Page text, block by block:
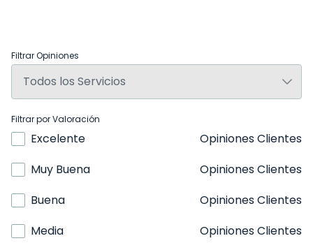
Filtrar Opiniones
Filtrar por Valoración
Excelente
Opiniones Clientes
Muy Buena
Opiniones Clientes
Buena
Opiniones Clientes
Media
Opiniones Clientes